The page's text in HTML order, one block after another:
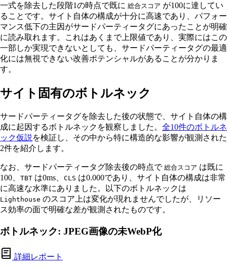
一式を除去した段階1の時点で既に 総合スコア が100に達してい
ることです。サイト自体の構成が十分に高速であり、パフォー
マンス低下の主因がサードパーティータグにあったことが明確
に読み取れます。これはあくまで上限値であり、実際にはこの
一部しか実現できないとしても、サードパーティータグの最適
化には無視できない改善ポテンシャルがあることが分かりま
す。
サイト固有のボトルネック
サードパーティータグを除去した後の状態で、サイト自体の構
成に起因するボトルネックを観察しました。 全10件のボトルネ
ック仮説 を検証し、その中から特に構造的な影響が観測された
2件を紹介します。
なお、サードパーティータグ除去後の時点で 総合スコア は既に
100、 TBT は0ms、 CLS は0.000であり、サイト自体の構成は非常
に高速な水準にありました。以下のボトルネックは
Lighthouse のスコア上は変化が現れませんでしたが、リソー
ス効率の面で明確な差が観測されたものです。
ボトルネック: JPEG画像の未WebP化
詳細レポート